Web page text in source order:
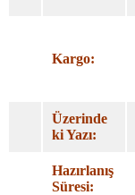
Kargo:
Üzerinde
ki Yazı:
Hazırlanış
Süresi: